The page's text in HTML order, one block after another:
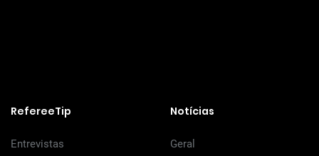
RefereeTip
Entrevistas
Notícias
Geral